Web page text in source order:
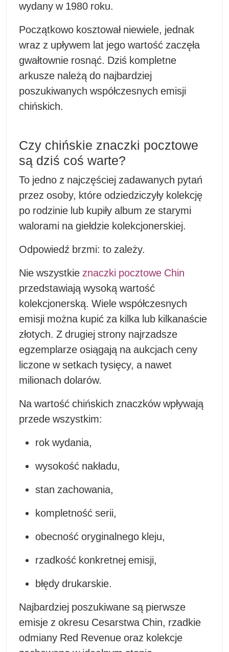
wydany w 1980 roku.
Początkowo kosztował niewiele, jednak
wraz z upływem lat jego wartość zaczęła
gwałtownie rosnąć. Dziś kompletne
arkusze należą do najbardziej
poszukiwanych współczesnych emisji
chińskich.
Czy chińskie znaczki pocztowe
są dziś coś warte?
To jedno z najczęściej zadawanych pytań
przez osoby, które odziedziczyły kolekcję
po rodzinie lub kupiły album ze starymi
walorami na giełdzie kolekcjonerskiej.
Odpowiedź brzmi: to zależy.
Nie wszystkie znaczki pocztowe Chin
przedstawiają wysoką wartość
kolekcjonerską. Wiele współczesnych
emisji można kupić za kilka lub kilkanaście
złotych. Z drugiej strony najrzadsze
egzemplarze osiągają na aukcjach ceny
liczone w setkach tysięcy, a nawet
milionach dolarów.
Na wartość chińskich znaczków wpływają
przede wszystkim:
rok wydania,
wysokość nakładu,
stan zachowania,
kompletność serii,
obecność oryginalnego kleju,
rzadkość konkretnej emisji,
błędy drukarskie.
Najbardziej poszukiwane są pierwsze
emisje z okresu Cesarstwa Chin, rzadkie
odmiany Red Revenue oraz kolekcje